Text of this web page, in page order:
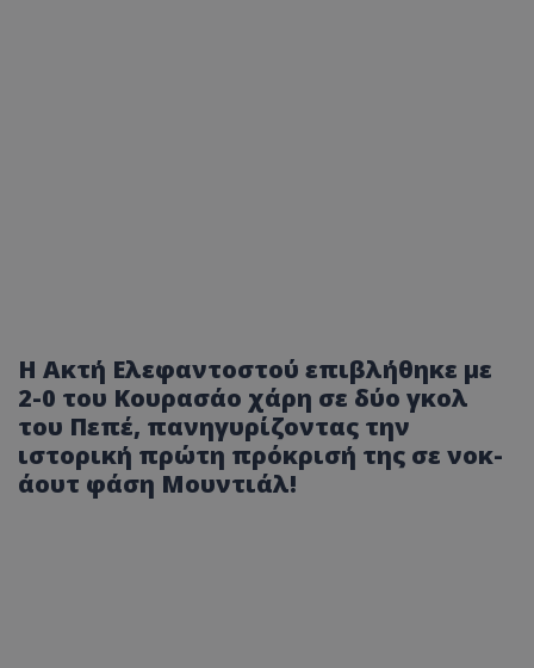
Η Ακτή Ελεφαντοστού επιβλήθηκε με
2-0 του Κουρασάο χάρη σε δύο γκολ
του Πεπέ, πανηγυρίζοντας την
ιστορική πρώτη πρόκρισή της σε νοκ-
άουτ φάση Μουντιάλ!